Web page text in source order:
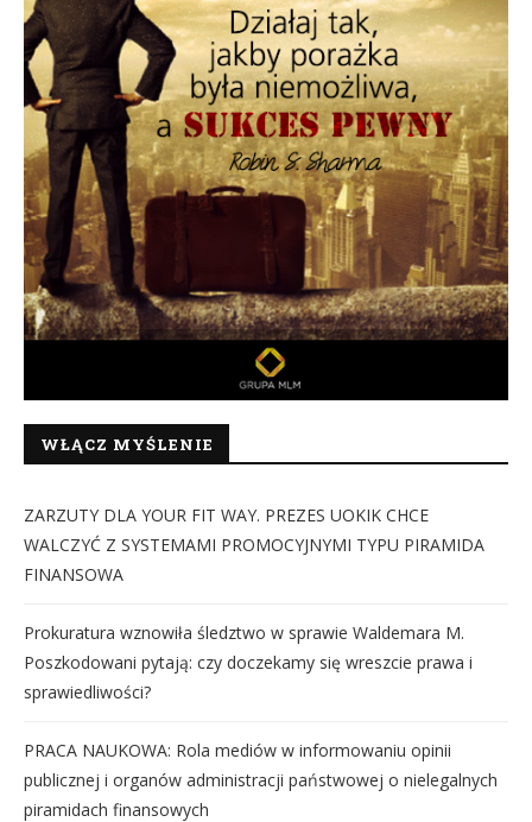
WŁĄCZ MYŚLENIE
ZARZUTY DLA YOUR FIT WAY. PREZES UOKIK CHCE
WALCZYĆ Z SYSTEMAMI PROMOCYJNYMI TYPU PIRAMIDA
FINANSOWA
Prokuratura wznowiła śledztwo w sprawie Waldemara M.
Poszkodowani pytają: czy doczekamy się wreszcie prawa i
sprawiedliwości?
PRACA NAUKOWA: Rola mediów w informowaniu opinii
publicznej i organów administracji państwowej o nielegalnych
piramidach finansowych